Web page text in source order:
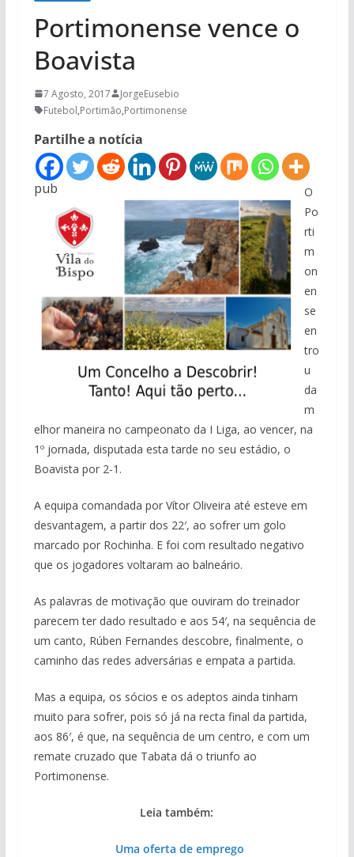
Portimonense vence o
Boavista
7 Agosto, 2017
JorgeEusebio
Futebol,Portimão,Portimonense
Partilhe a notícia
pub
O
Po
rti
m
on
en
se
en
tro
u
da
m
elhor maneira no campeonato da I Liga, ao vencer, na
1º jornada, disputada esta tarde no seu estádio, o
Boavista por 2-1.
A equipa comandada por Vítor Oliveira até esteve em
desvantagem, a partir dos 22′, ao sofrer um golo
marcado por Rochinha. E foi com resultado negativo
que os jogadores voltaram ao balneário.
As palavras de motivação que ouviram do treinador
parecem ter dado resultado e aos 54′, na sequência de
um canto, Rúben Fernandes descobre, finalmente, o
caminho das redes adversárias e empata a partida.
Mas a equipa, os sócios e os adeptos ainda tinham
muito para sofrer, pois só já na recta final da partida,
aos 86′, é que, na sequência de um centro, e com um
remate cruzado que Tabata dá o triunfo ao
Portimonense.
Leia também:
Uma oferta de emprego